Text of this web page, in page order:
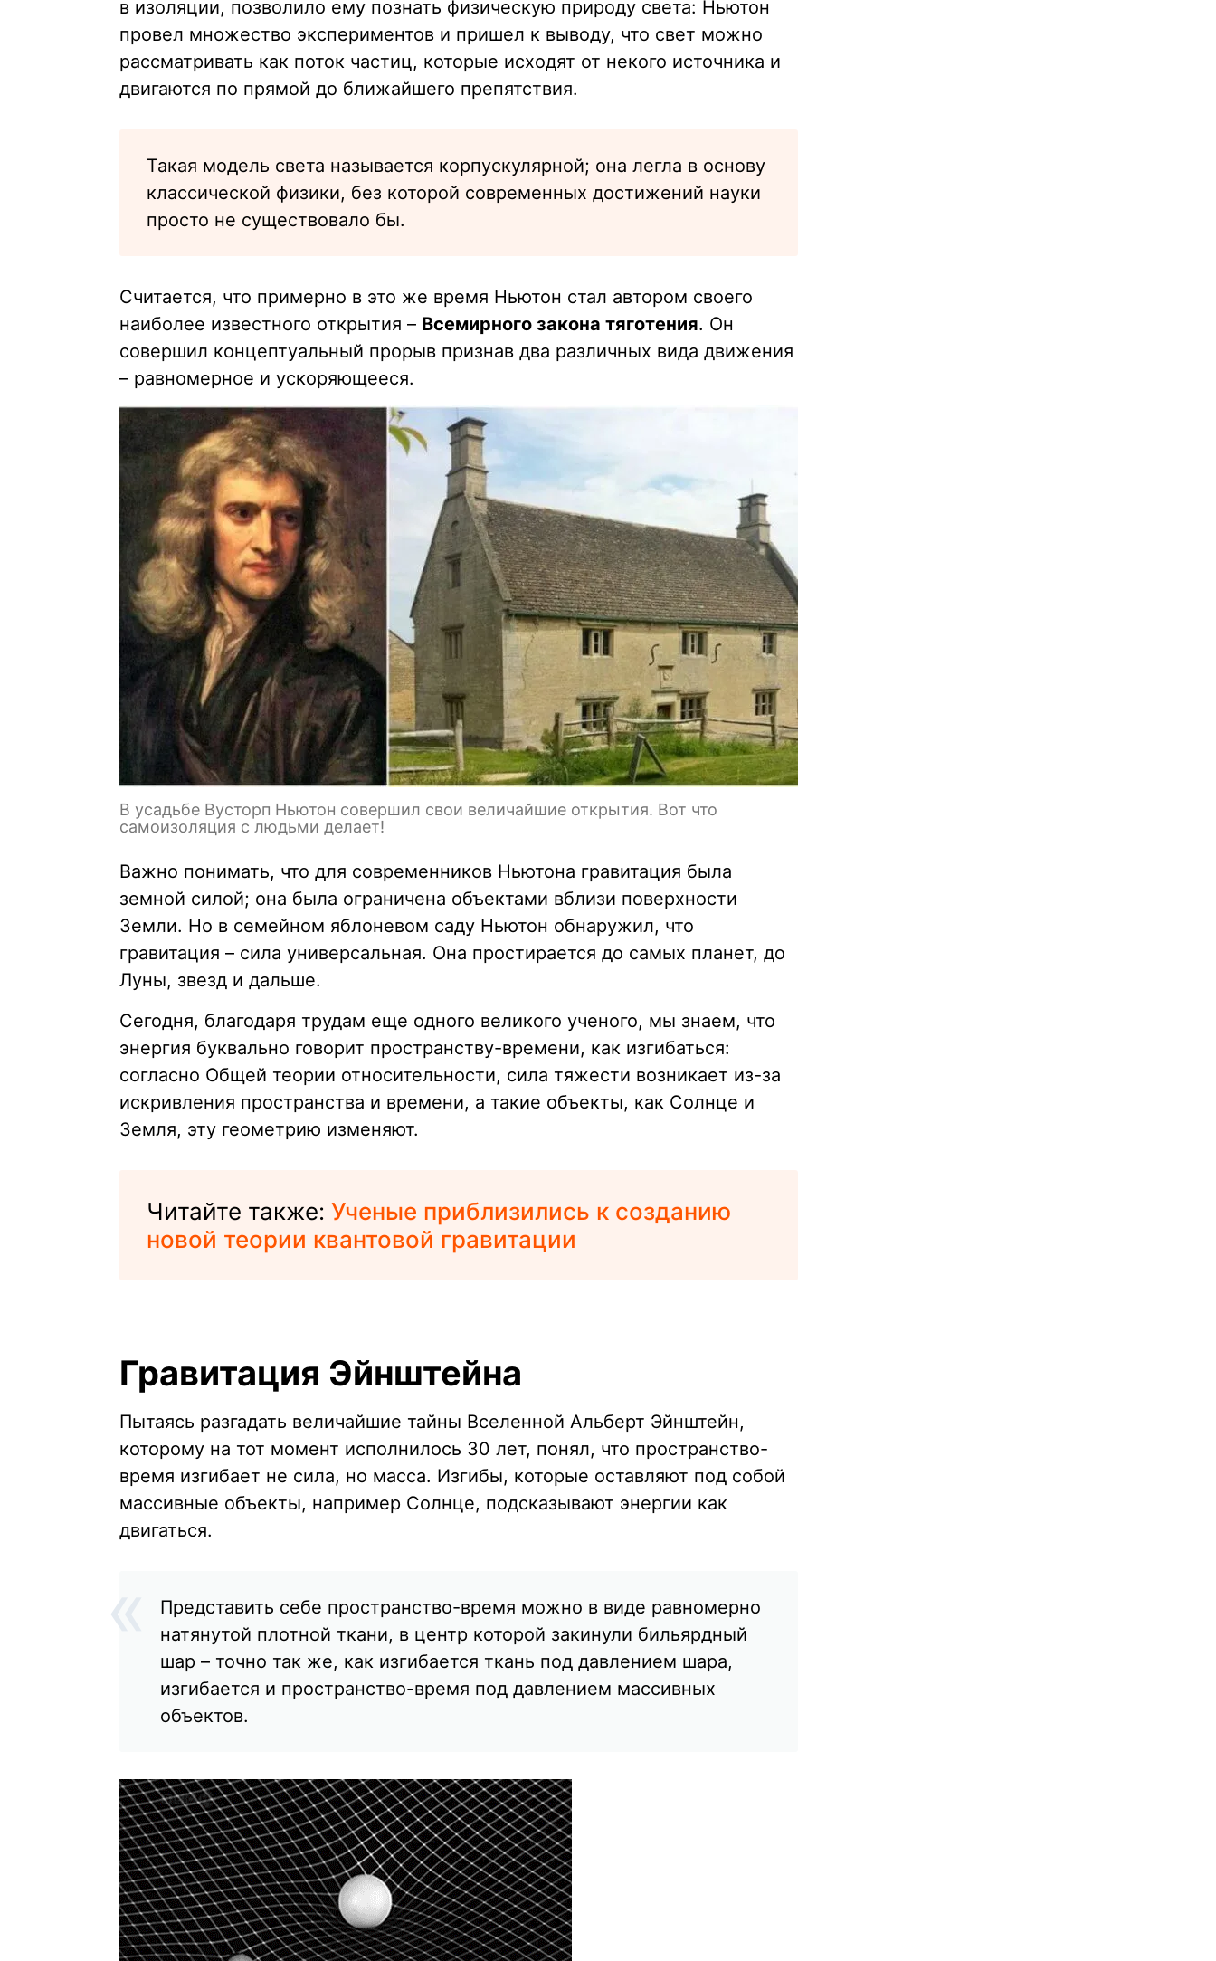
в изоляции, позволило ему познать физическую природу света: Ньютон
провел множество экспериментов и пришел к выводу, что свет можно
рассматривать как поток частиц, которые исходят от некого источника и
двигаются по прямой до ближайшего препятствия.
Такая модель света называется корпускулярной; она легла в основу
классической физики, без которой современных достижений науки
просто не существовало бы.
Считается, что примерно в это же время Ньютон стал автором своего
наиболее известного открытия – Всемирного закона тяготения. Он
совершил концептуальный прорыв признав два различных вида движения
– равномерное и ускоряющееся.
В усадьбе Вусторп Ньютон совершил свои величайшие открытия. Вот что
самоизоляция с людьми делает!
Важно понимать, что для современников Ньютона гравитация была
земной силой; она была ограничена объектами вблизи поверхности
Земли. Но в семейном яблоневом саду Ньютон обнаружил, что
гравитация – сила универсальная. Она простирается до самых планет, до
Луны, звезд и дальше.
Сегодня, благодаря трудам еще одного великого ученого, мы знаем, что
энергия буквально говорит пространству-времени, как изгибаться:
согласно Общей теории относительности, сила тяжести возникает из-за
искривления пространства и времени, а такие объекты, как Солнце и
Земля, эту геометрию изменяют.
Читайте также: Ученые приблизились к созданию
новой теории квантовой гравитации
Гравитация Эйнштейна
Пытаясь разгадать величайшие тайны Вселенной Альберт Эйнштейн,
которому на тот момент исполнилось 30 лет, понял, что пространство-
время изгибает не сила, но масса. Изгибы, которые оставляют под собой
массивные объекты, например Солнце, подсказывают энергии как
двигаться.
Представить себе пространство-время можно в виде равномерно
натянутой плотной ткани, в центр которой закинули бильярдный
шар – точно так же, как изгибается ткань под давлением шара,
изгибается и пространство-время под давлением массивных
объектов.